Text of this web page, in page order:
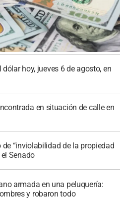
hoy, jueves 6 de agosto, en
en situación de calle en
de “inviolabilidad de la propiedad
Senado
armada en una peluquería:
y robaron todo